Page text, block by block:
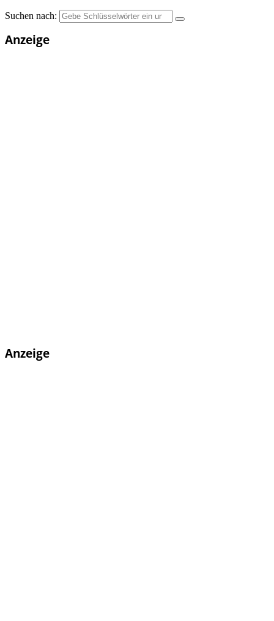
Suchen nach:
Anzeige
Anzeige